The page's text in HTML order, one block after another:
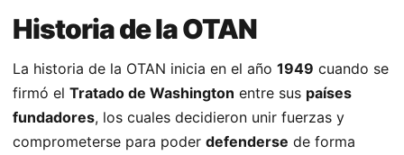
Historia de la OTAN
La historia de la OTAN inicia en el año 1949 cuando se
firmó el Tratado de Washington entre sus países
fundadores, los cuales decidieron unir fuerzas y
comprometerse para poder defenderse de forma